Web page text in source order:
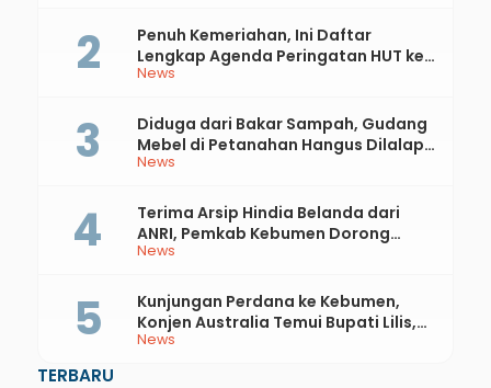
News
Penuh Kemeriahan, Ini Daftar
Lengkap Agenda Peringatan HUT ke-
81 RI dan Hari Jadi ke-397 Kabupaten
News
Diduga dari Bakar Sampah, Gudang
Mebel di Petanahan Hangus Dilalap
Api
News
Terima Arsip Hindia Belanda dari
ANRI, Pemkab Kebumen Dorong
Integrasi Sejarah, Geopark, dan
News
Kunjungan Perdana ke Kebumen,
Konjen Australia Temui Bupati Lilis,
Ini yang Dibahas
TERBARU